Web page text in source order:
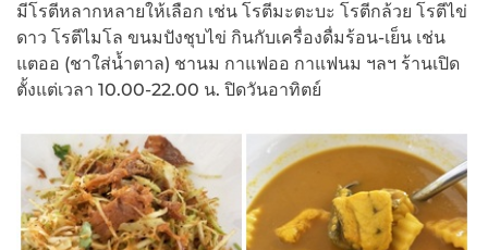
มีโรตีหลากหลายให้เลือก เช่น โรตีมะตะบะ โรตีกล้วย โรตีไข่
ดาว โรตีไมโล ขนมปังชุบไข่ กินกับเครื่องดื่มร้อน-เย็น เช่น
แตออ (ชาใส่น้ำตาล) ชานม กาแฟออ กาแฟนม ฯลฯ ร้านเปิด
ตั้งแต่เวลา 10.00-22.00 น. ปิดวันอาทิตย์